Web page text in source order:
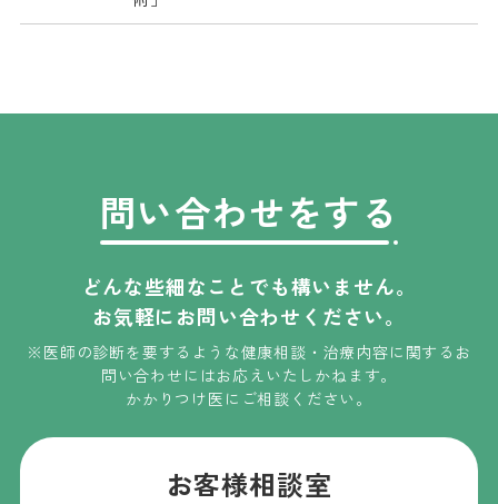
問い合わせをする
どんな些細なことでも構いません。
お気軽にお問い合わせください。
※医師の診断を要するような健康相談・治療内容に関するお
問い合わせにはお応えいたしかねます。
かかりつけ医にご相談ください。
お客様相談室